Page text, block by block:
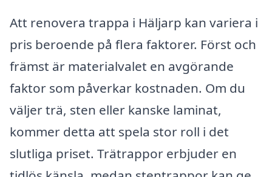
Att renovera trappa i Häljarp kan variera i
pris beroende på flera faktorer. Först och
främst är materialvalet en avgörande
faktor som påverkar kostnaden. Om du
väljer trä, sten eller kanske laminat,
kommer detta att spela stor roll i det
slutliga priset. Trätrappor erbjuder en